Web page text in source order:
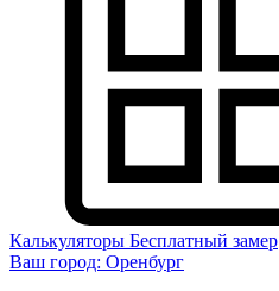
Калькуляторы Бесплатный замер
Ваш город: Оренбург